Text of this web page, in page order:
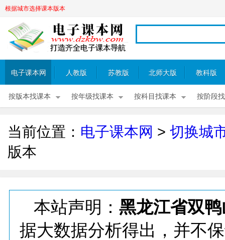
根据城市选择课本版本
电子课本网 人教版 苏教版 北师大版 教科版
按版本找课本 按年级找课本 按科目找课本 按阶段
当前位置： 电子课本网 > 切换城
版本
本站声明： 黑龙江省双
据大数据分析得出，并不